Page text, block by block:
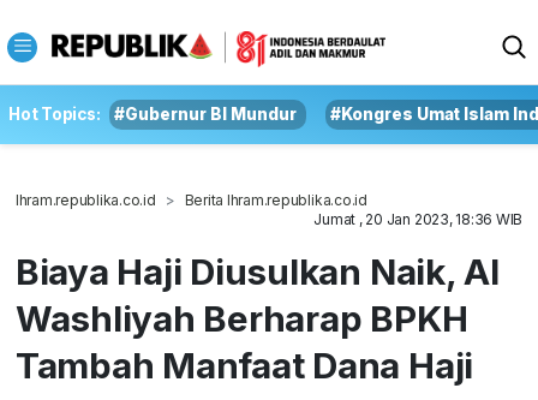
Hot Topics: #Gubernur BI Mundur #Kongres Umat Islam
Ihram.republika.co.id
Berita Ihram.republika.co.id
Jumat , 20 Jan 2023, 18:36 WIB
Biaya Haji Diusulkan Naik, Al
Washliyah Berharap BPKH
Tambah Manfaat Dana Haji